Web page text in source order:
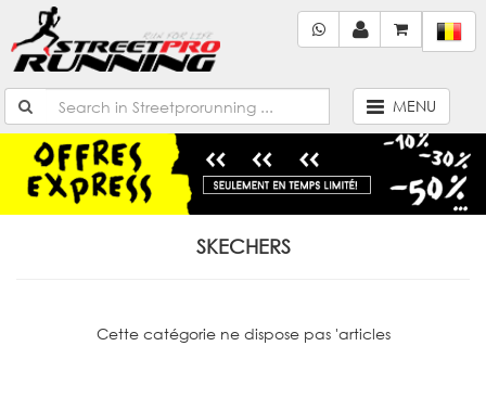
MENU
SKECHERS
Cette catégorie ne dispose pas 'articles